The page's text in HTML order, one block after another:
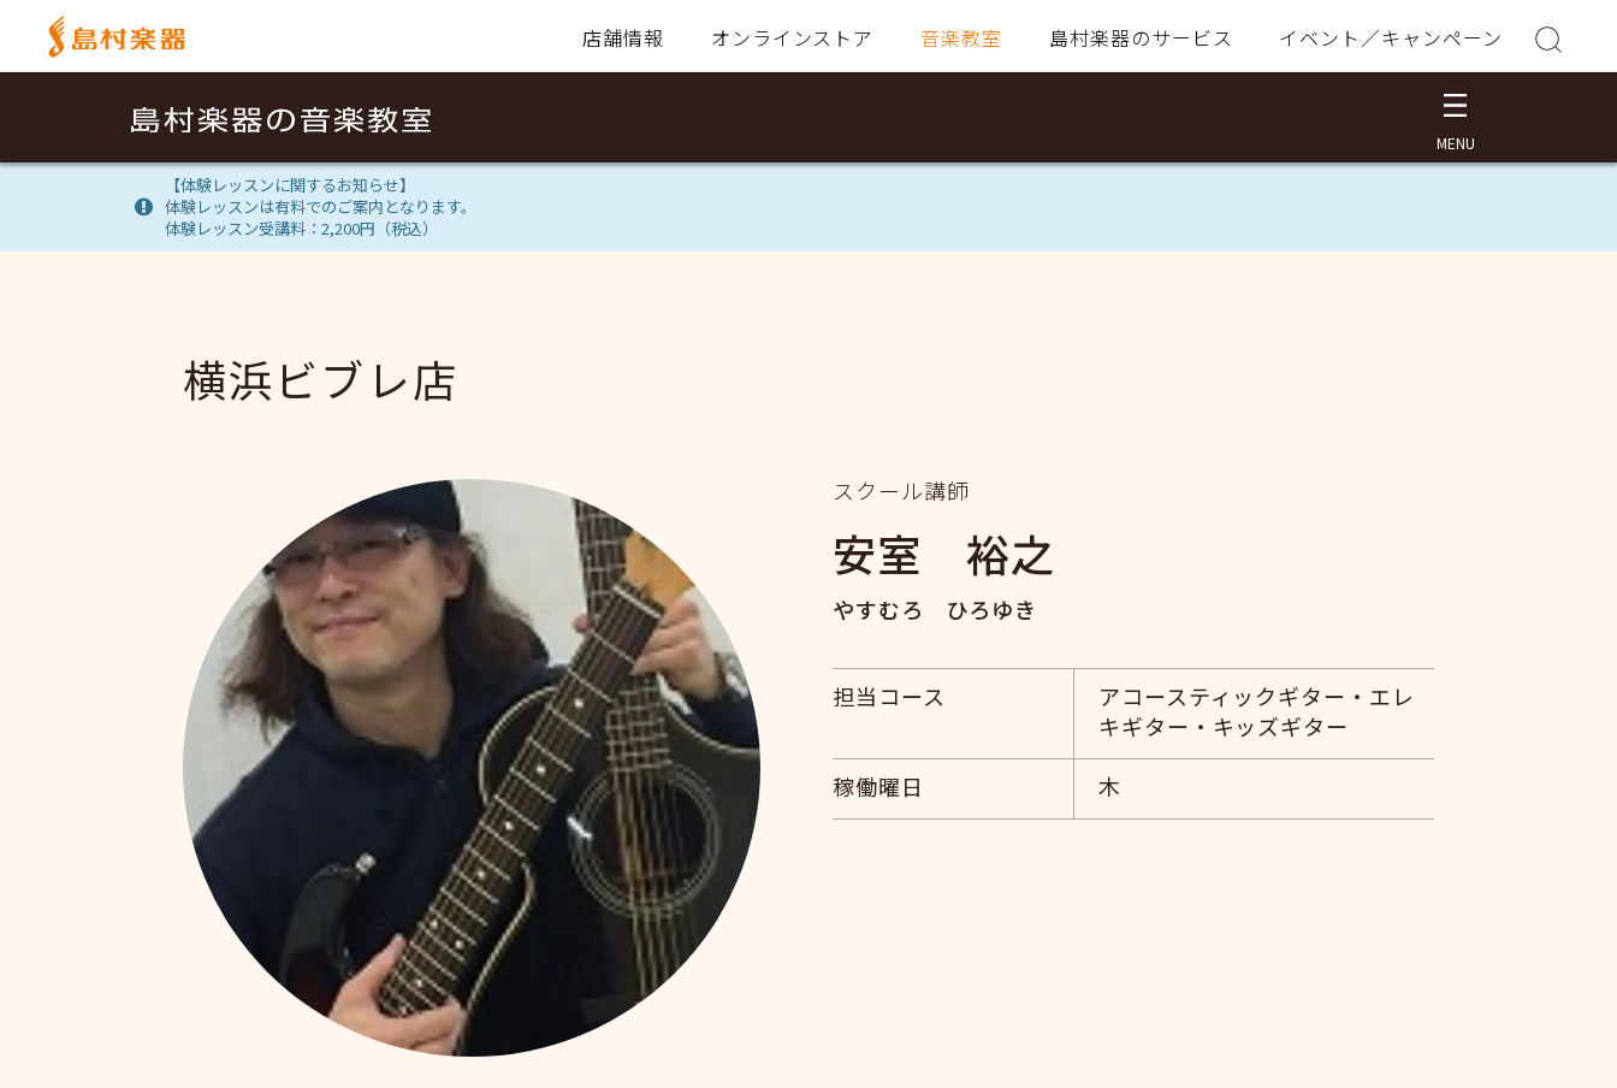
店舗情報 オンラインストア 音楽教室 島村楽器のサービス イベント／キャンペーン
【体験レッスンに関するお知らせ】
体験レッスンは有料でのご案内となります。
体験レッスン受講料：2,200円（税込）
横浜ビブレ店
スクール講師
安室 裕之
やすむろ ひろゆき
担当コース
アコースティックギター・エレ
キギター・キッズギター
稼働曜日
木